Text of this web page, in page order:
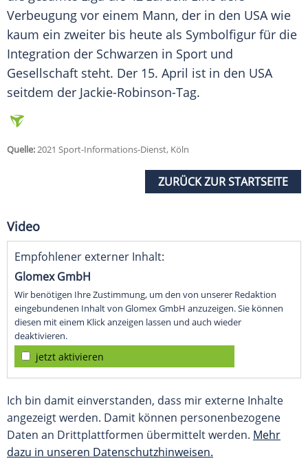
Verbeugung vor einem Mann, der in den USA wie
kaum ein zweiter bis heute als Symbolfigur für die
Integration der Schwarzen in Sport und
Gesellschaft steht. Der 15. April ist in den USA
seitdem der Jackie-Robinson-Tag.
Quelle:2021 Sport-Informations-Dienst, Köln
ZURÜCK ZUR STARTSEITE
Video
Empfohlener externer Inhalt:
Glomex GmbH
Wir benötigen Ihre Zustimmung, um den von unserer Redaktion
eingebundenen Inhalt von Glomex GmbH anzuzeigen. Sie können
diesen mit einem Klick anzeigen lassen und auch wieder
deaktivieren.
jetzt aktivieren
Ich bin damit einverstanden, dass mir externe Inhalte
angezeigt werden. Damit können personenbezogene
Daten an Drittplattformen übermittelt werden. Mehr
dazu in unseren Datenschutzhinweisen.